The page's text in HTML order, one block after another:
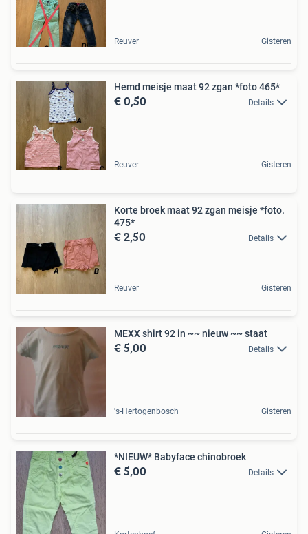
Reuver Gisteren
Hemd meisje maat 92 zgan *foto 465*
€ 0,50 Details
Reuver Gisteren
Korte broek maat 92 zgan meisje *foto.
475*
€ 2,50 Details
Reuver Gisteren
MEXX shirt 92 in ~~ nieuw ~~ staat
€ 5,00 Details
's-Hertogenbosch Gisteren
*NIEUW* Babyface chinobroek
€ 5,00 Details